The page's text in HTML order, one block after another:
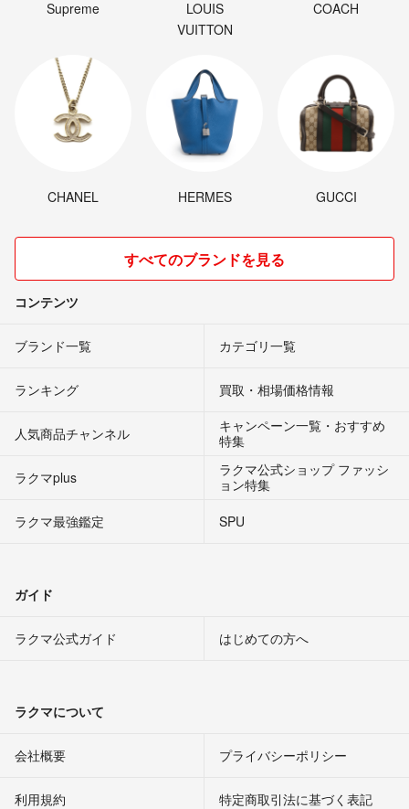
Supreme
LOUIS
VUITTON
COACH
CHANEL HERMES GUCCI
すべてのブランドを見る
コンテンツ
ブランド一覧 カテゴリ一覧
ランキング 買取・相場価格情報
人気商品チャンネル
キャンペーン一覧・おすすめ
特集
ラクマplus
ラクマ公式ショップ ファッシ
ョン特集
ラクマ最強鑑定
SPU
ガイド
ラクマ公式ガイド はじめての方へ
ラクマについて
会社概要 プライバシーポリシー
利用規約 特定商取引法に基づく表記